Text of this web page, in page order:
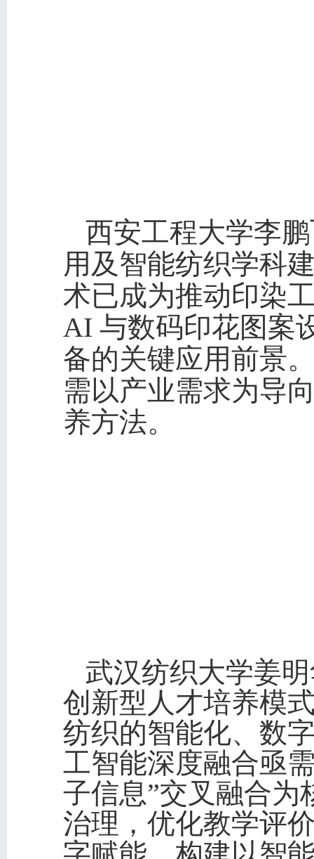
西安工程大学李
用及智能纺织学科
术已成为推动印染
AI 与数码印花图案
备的关键应用前景
需以产业需求为导
养方法。
武汉纺织大学姜
创新型人才培养模
纺织的智能化、数
工智能深度融合亟
子信息”交叉融合
治理，优化教学评